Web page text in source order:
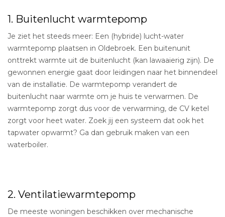
1. Buitenlucht warmtepomp
Je ziet het steeds meer: Een (hybride) lucht-water
warmtepomp plaatsen in Oldebroek. Een buitenunit
onttrekt warmte uit de buitenlucht (kan lawaaierig zijn). De
gewonnen energie gaat door leidingen naar het binnendeel
van de installatie. De warmtepomp verandert de
buitenlucht naar warmte om je huis te verwarmen. De
warmtepomp zorgt dus voor de verwarming, de CV ketel
zorgt voor heet water. Zoek jij een systeem dat ook het
tapwater opwarmt? Ga dan gebruik maken van een
waterboiler.
2. Ventilatiewarmtepomp
De meeste woningen beschikken over mechanische